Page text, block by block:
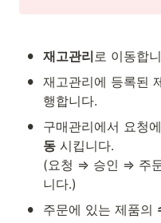
• 재고관리로 이동합
• 재고관리에 등록된
행합니다.
• 구매관리에서 요청
동 시킵니다.
(요청 ⇒ 승인 ⇒ 주
니다.)
• 주문에 있는 제품의